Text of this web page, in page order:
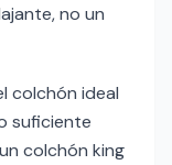
no un
colchón ideal
suficiente
colchón king